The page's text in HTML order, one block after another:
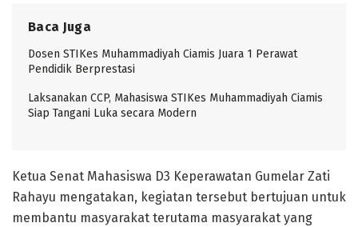
Baca Juga
Dosen STIKes Muhammadiyah Ciamis Juara 1 Perawat
Pendidik Berprestasi
Laksanakan CCP, Mahasiswa STIKes Muhammadiyah Ciamis
Siap Tangani Luka secara Modern
Ketua Senat Mahasiswa D3 Keperawatan Gumelar Zati
Rahayu mengatakan, kegiatan tersebut bertujuan untuk
membantu masyarakat terutama masyarakat yang